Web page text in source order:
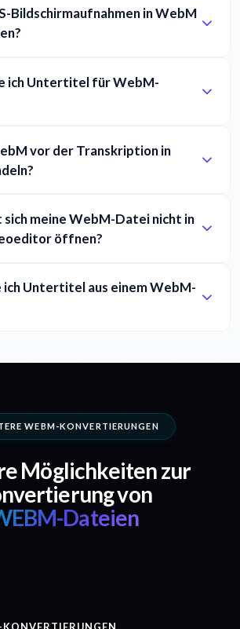
Bildschirmaufnahmen in WebM
ich Untertitel für WebM-
vor der Transkription in
sich meine WebM-Datei nicht in
öffnen?
Untertitel aus einem WebM-
WEBM-KONVERTIERUNGEN
Möglichkeiten zur
von
Dateien